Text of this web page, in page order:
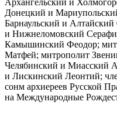
Донецкий и
Барнаульский и
и Нижнеломовский
Камышинский Феодор;
Матфей; митрополит
Челябинский и Миасский
и Лискинский Леонтий;
сонм архиереев Русской
на Международные